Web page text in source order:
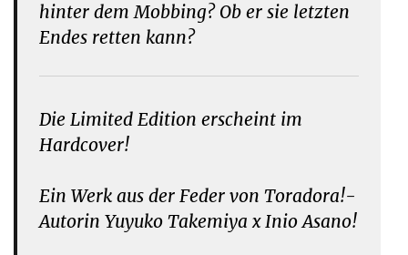
hinter dem Mobbing? Ob er sie letzten
Endes retten kann?
Die Limited Edition erscheint im
Hardcover!
Ein Werk aus der Feder von Toradora!-
Autorin Yuyuko Takemiya x Inio Asano!